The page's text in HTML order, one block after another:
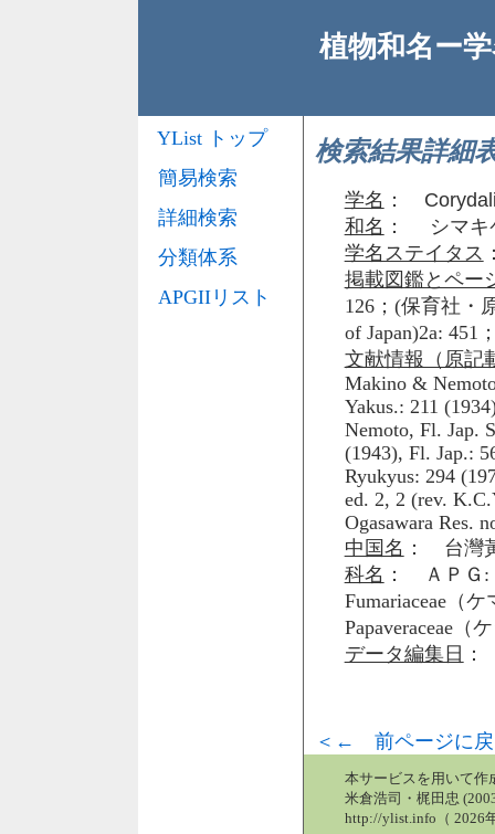
植物和名ー
検索結果詳細
学名 ：
和名 ： シマキ
学名ステイタス
掲載図鑑とペー
126；(保育社・
of Japan)2a: 451
文献情報（原記
Makino &
Yakus.: 211
Nemoto, Fl. Jap.
(1943), Fl. Jap.:
Ryukyus: 294
ed. 2, 2 (rev.
Ogasawara Res.
中国名 ： 台灣
科名 ： ＡＰＧ:
Fumariaceae（
Papaveraceae（
データ編集日
＜← 前ページに戻
YList トップ
簡易検索
詳細検索
分類体系
APGIIリスト
本サービスを用いて作
米倉浩司・梶田忠
http://ylist.info（ 2026